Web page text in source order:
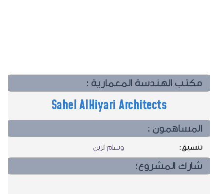
مكتب الهندسة المعمارية :
Sahel AlHiyari Architects
المساهمون :
تنسيق: وسام الزين
شارك المشروع: